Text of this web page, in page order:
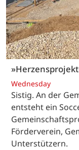
Wednesday
Sistig. An der
entsteht ein
Förderverein,
Unterstützern.